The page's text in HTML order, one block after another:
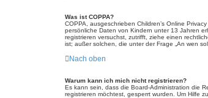
Was ist COPPA?
COPPA, ausgeschrieben Children’s Online
persönliche Daten von Kindern unter 13 Jahren
registrieren versuchst, zutrifft, ziehe einen
ist; außer solchen, die unter der Frage „An wen
Nach oben
Warum kann ich mich nicht registrieren?
Es kann sein, dass die Board-Administration die
registrieren möchtest, gesperrt wurden. Um Hilfe